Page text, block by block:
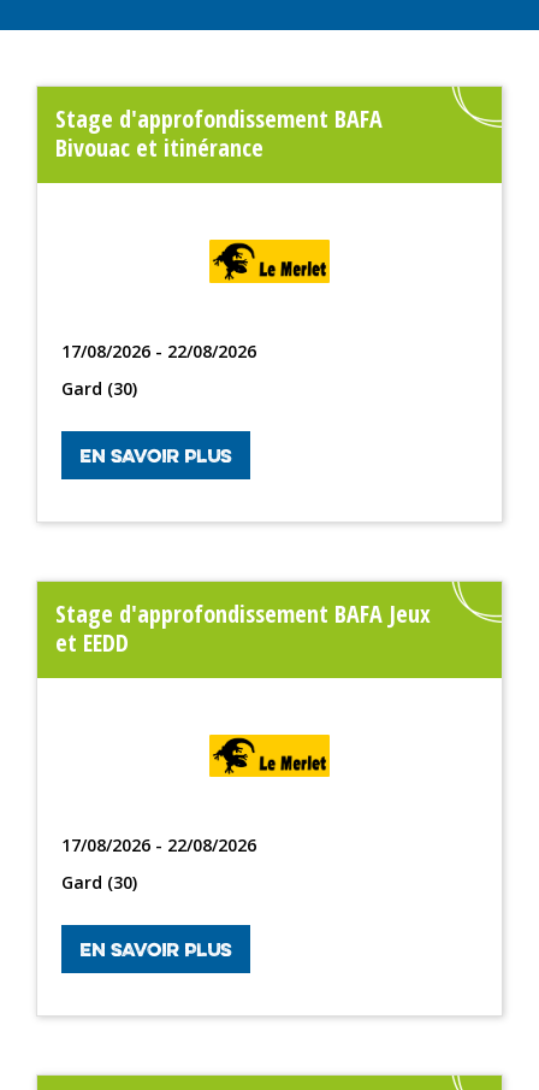
Stage d'approfondissement BAFA
Bivouac et itinérance
17/08/2026 - 22/08/2026
Gard (30)
EN SAVOIR PLUS
Stage d'approfondissement BAFA Jeux
et EEDD
17/08/2026 - 22/08/2026
Gard (30)
EN SAVOIR PLUS